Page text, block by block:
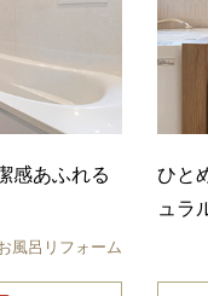
感あふれる
風呂リフォーム
ひと
ュラ